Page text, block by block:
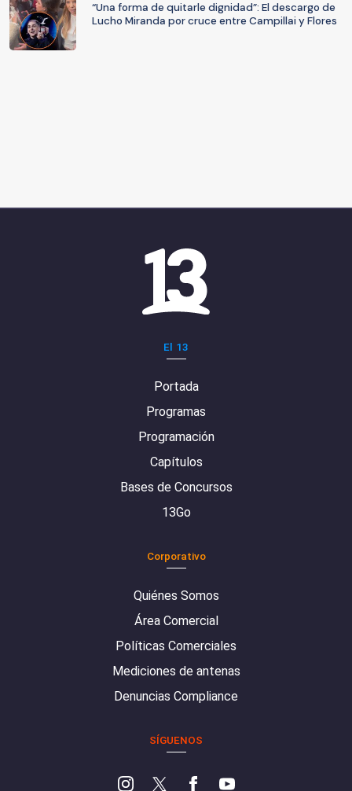
“Una forma de quitarle dignidad”: El descargo de
Lucho Miranda por cruce entre Campillai y Flores
El 13
Portada
Programas
Programación
Capítulos
Bases de Concursos
13Go
Corporativo
Quiénes Somos
Área Comercial
Políticas Comerciales
Mediciones de antenas
Denuncias Compliance
SÍGUENOS